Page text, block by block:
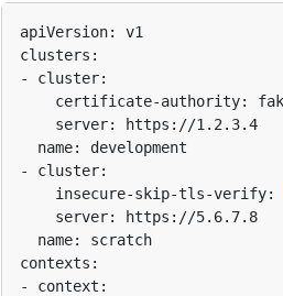
    insecure-skip-tls-verify: